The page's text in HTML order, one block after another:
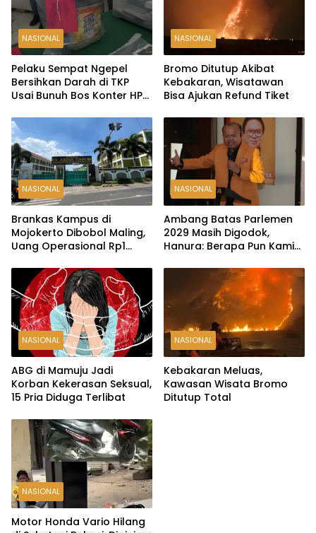
NASIONAL
Pelaku Sempat Ngepel
Bersihkan Darah di TKP
Usai Bunuh Bos Konter HP
NASIONAL
Bromo Ditutup Akibat
Kebakaran, Wisatawan
Bisa Ajukan Refund Tiket
NASIONAL
Brankas Kampus di
Mojokerto Dibobol Maling,
Uang Operasional Rp1
NASIONAL
Ambang Batas Parlemen
2029 Masih Digodok,
Hanura: Berapa Pun Kami
NASIONAL
ABG di Mamuju Jadi
Korban Kekerasan Seksual,
15 Pria Diduga Terlibat
NASIONAL
Kebakaran Meluas,
Kawasan Wisata Bromo
Ditutup Total
NASIONAL
Motor Honda Vario Hilang